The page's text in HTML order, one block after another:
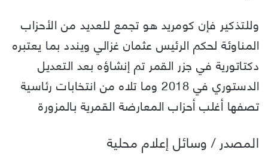
وللتذكير فإن كومريد هو تجمع للعديد من الأحزاب
المناوئة لحكم الرئيس عثمان غزالي ويندد بما يعتبره
دكتاتورية في جزر القمر تم إنشاؤه بعد التعديل
الدستوري في 2018 وما تلاه من انتخابات رئاسية
تصفها أغلب أحزاب المعارضة القمرية بالمزورة
المصدر / وسائل إعلام محلية